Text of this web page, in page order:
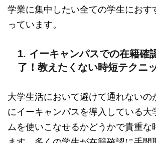
学業に集中したい全ての学生におす
っています。
1. イーキャンパスでの在籍確
了！教えたくない時短テクニ
大学生活において避けて通れないの
にイーキャンパスを導入している大
ムを使いこなせるかどうかで貴重な